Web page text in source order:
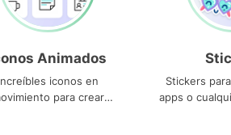
Animados
iconos en
para crear
Stickers
apps o